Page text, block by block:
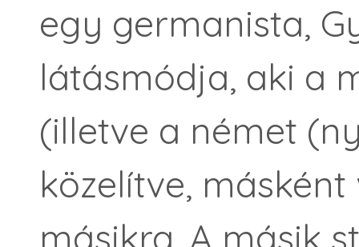
egy germanista,
látásmódja, aki a
(illetve a német
közelítve,
másikra. A másik